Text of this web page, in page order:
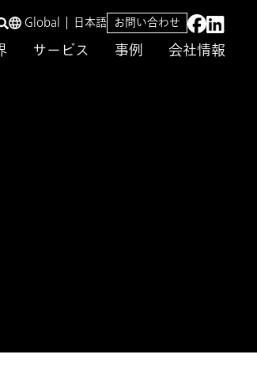
サービス 事例 会社情報
Global 日本語 お問い合わせ